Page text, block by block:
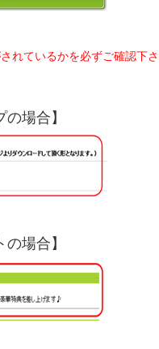
れているかを必ずご確認下さ
の場合】
の場合】